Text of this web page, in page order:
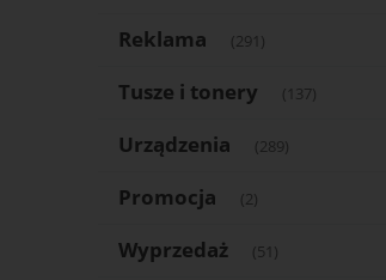
Reklama (291)
Tusze i tonery (137)
Urządzenia (289)
Promocja (2)
Wyprzedaż (51)